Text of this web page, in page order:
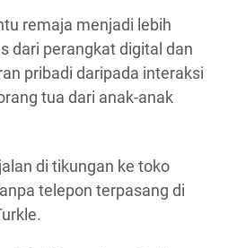
remaja menjadi lebih
dari perangkat digital dan
pribadi daripada interaksi
tua dari anak-anak
di tikungan ke toko
telepon terpasang di